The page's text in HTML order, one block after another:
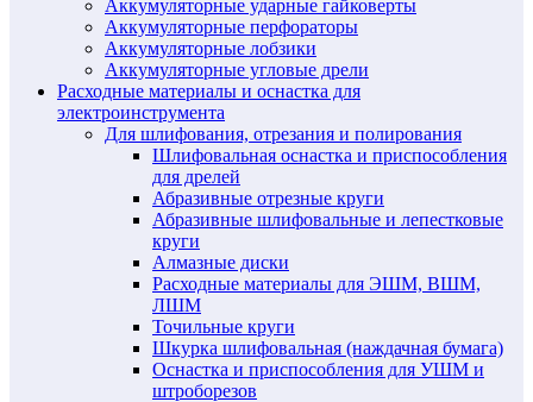
Аккумуляторные ударные гайковерты
Аккумуляторные перфораторы
Аккумуляторные лобзики
Аккумуляторные угловые дрели
Расходные материалы и оснастка для
электроинструмента
Для шлифования, отрезания и полирования
Шлифовальная оснастка и приспособления
для дрелей
Абразивные отрезные круги
Абразивные шлифовальные и лепестковые
круги
Алмазные диски
Расходные материалы для ЭШМ, ВШМ,
ЛШМ
Точильные круги
Шкурка шлифовальная (наждачная бумага)
Оснастка и приспособления для УШМ и
штроборезов